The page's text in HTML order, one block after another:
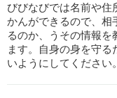
びびなびでは名前や住
かんができるので、相
るのか、うその情報を
ます。自身の身を守
いようにしてください。